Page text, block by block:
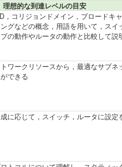
理想的な到達レベルの目安
，コリジョンドメイン，ブロードキ
グなどの概念，用語を用いて，スイ
の動作やルータの動作と比較して説
ワークリソースから，最適なサブネ
できる
に応じて，スイッチ，ルータに設定